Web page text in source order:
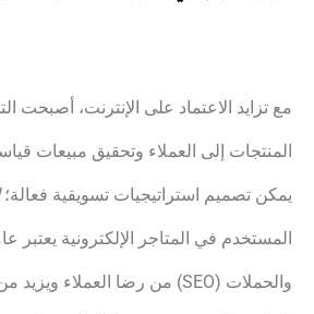
مع تزايد الاعتماد على الإنترنت، أصبحت
المنتجات إلى العملاء وتحقيق مبيعات
يمكن تصميم استراتيجيات تسويقية فعالة؛
المستخدم في المتاجر الإلكترونية
من رضا العملاء ويزيد